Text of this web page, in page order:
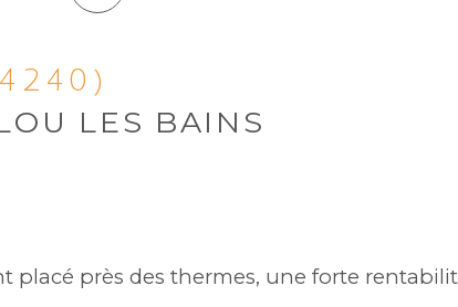
LES BAINS
près des thermes, une forte